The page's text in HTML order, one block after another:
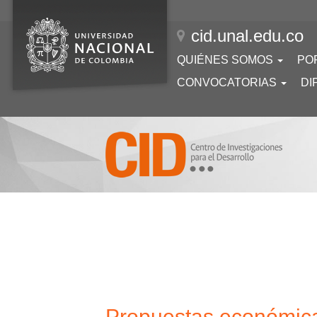
contenido
principal
cid.unal.edu.co
Navegación
principal
QUIÉNES SOMOS
CONVOCATORIAS